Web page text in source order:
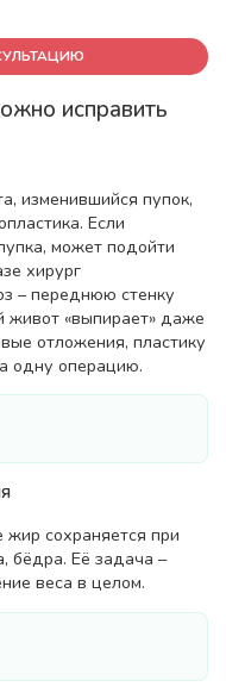
исправить
изменившийся пупок,
Если
может подойти
хирург
– переднюю стенку
живот «выпирает» даже
отложения, пластику
одну операцию.
жир сохраняется при
бёдра. Её задача –
веса в целом.